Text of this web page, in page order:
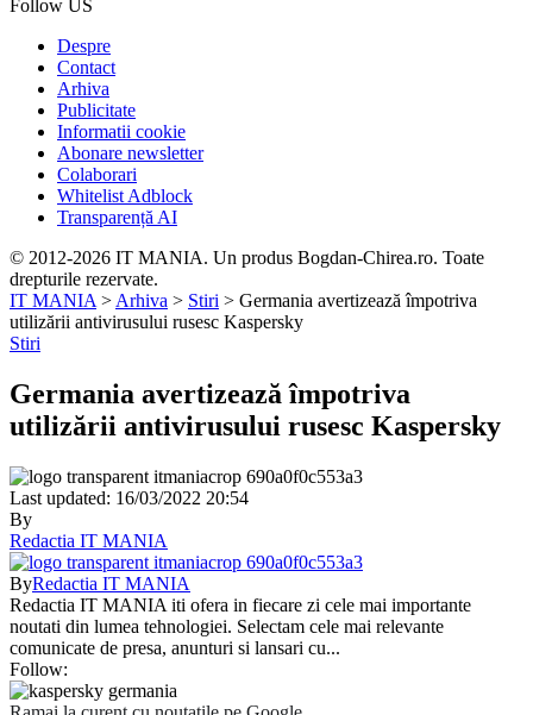
Follow US
Despre
Contact
Arhiva
Publicitate
Informatii cookie
Abonare newsletter
Colaborari
Whitelist Adblock
Transparență AI
© 2012-2026 IT MANIA. Un produs Bogdan-Chirea.ro. Toate
drepturile rezervate.
IT MANIA > Arhiva > Stiri > Germania avertizează împotriva
utilizării antivirusului rusesc Kaspersky
Stiri
Germania avertizează împotriva
utilizării antivirusului rusesc Kaspersky
Last updated: 16/03/2022 20:54
By
Redactia IT MANIA
ByRedactia IT MANIA
Redactia IT MANIA iti ofera in fiecare zi cele mai importante
noutati din lumea tehnologiei. Selectam cele mai relevante
comunicate de presa, anunturi si lansari cu...
Follow: